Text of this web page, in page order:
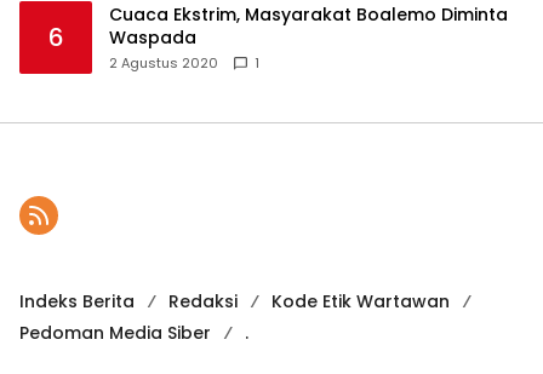
6
Cuaca Ekstrim, Masyarakat Boalemo Diminta
Waspada
2 Agustus 2020 1
Indeks Berita Redaksi
Kode Etik Wartawan
Pedoman Media Siber
.